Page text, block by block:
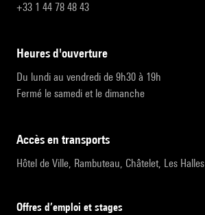
+33 1 44 78 48 43
heures d'ouverture
Du lundi au vendredi de 9h30 à 19h
Fermé le samedi et le dimanche
accès en transports
Hôtel de Ville, Rambuteau, Châtelet, Les Halles
Offres d’emploi et stages